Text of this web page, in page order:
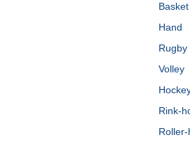
Basket
Hand
Rugby
Volley
Rink-